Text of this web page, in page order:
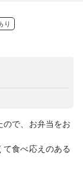
り
で、お弁当をお
食べ応えのある